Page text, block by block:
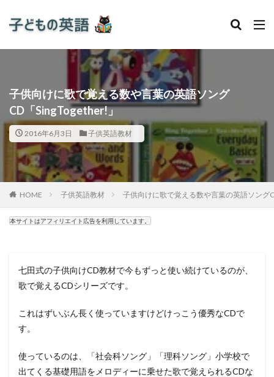
子供向けに歌で覚える数や言葉の英語ソング
CD「SingTogether!」
2016年6月3日 子供英語教材
HOME 子供英語教材 子供向けに歌で覚える数や言葉の英語ソング
本サイトはアフィリエイト広告を利用しています。
七田式の子供向けCD教材で今もずっと使い続けているのが、
歌で覚えるCDシリーズです。
これはずいぶん長く使っていますけどけっこう優秀なCDで
す。
使っているのは、「社会科ソング」「理科ソング」小学校で
出てくる基礎用語をメロディーに乗せた歌で覚えられるCDな